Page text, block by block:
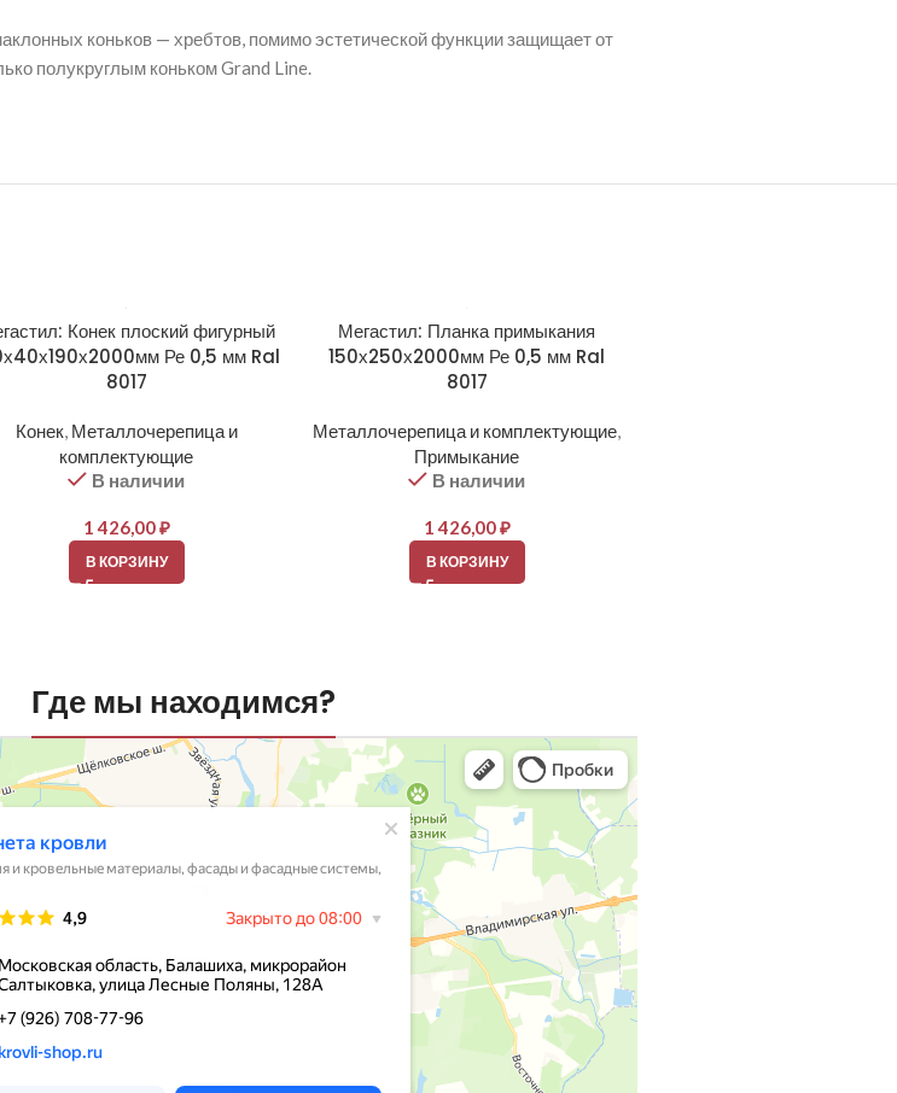
коньков — хребтов, помимо эстетической функции защищает от
полукруглым коньком Grand Line.
Конек плоский фигурный
Ре 0,5 мм Ral
8017
Конек, Металлочерепица и
комплектующие
В наличии
1 426,00₽
В КОРЗИНУ
Мегастил: Планка примыкания
150х250х2000мм Ре 0,5 мм Ral
8017
Металлочерепица и комплектующие,
Примыкание
В наличии
1 426,00₽
В КОРЗИНУ
Где мы находимся?